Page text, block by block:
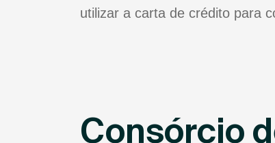
utilizar a carta de crédito para
Consórcio